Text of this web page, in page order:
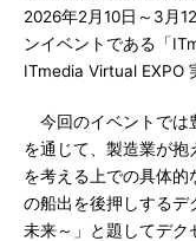
2026年2月10日～3月
ンイベントである「
ITmedia Virtual EXPO
今回のイベントでは
を通じて、製造業が
を考える上での具体
の船出を後押しするデ
未来～」と題してデ